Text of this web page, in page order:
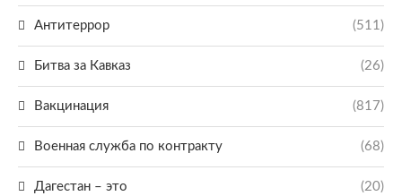
Антитеррор (511)
Битва за Кавказ (26)
Вакцинация (817)
Военная служба по контракту (68)
Дагестан – это (20)